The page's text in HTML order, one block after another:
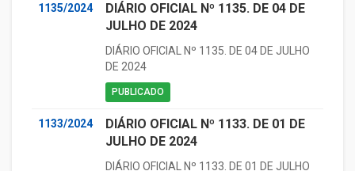
1135/2024
DIÁRIO OFICIAL Nº 1135. DE 04 DE
JULHO DE 2024
DIÁRIO OFICIAL Nº 1135. DE 04 DE JULHO
DE 2024
PUBLICADO
1133/2024
DIÁRIO OFICIAL Nº 1133. DE 01 DE
JULHO DE 2024
DIÁRIO OFICIAL Nº 1133. DE 01 DE JULHO